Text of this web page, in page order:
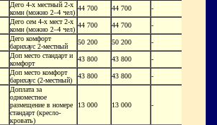
Дего 4-х местный 2-х
комн (можно 2–4 чел)
44 700 44 700
-
Дего сем 4-х мест 2-х
комн (можно 2–4 чел)
44 700 44 700
-
Дего комфорт
барнхаус 2-местный
50 200 50 200
-
Доп место стандарт и
комфорт
43 800 43 800
-
Доп место комфорт
барнхаус (2-местный)
43 800 43 800
-
Доплата за
одноместное
размещение в номере
стандарт (кресло-
кровать)
13 000 13 000 -